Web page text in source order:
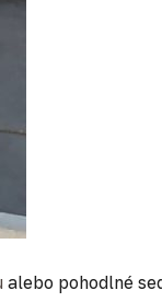
alebo pohodlné